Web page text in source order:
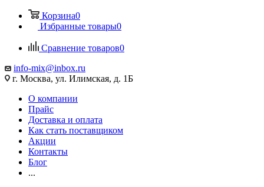
Корзина0
Избранные товары0
Сравнение товаров0
info-mix@inbox.ru
г. Москва, ул. Илимская, д. 1Б
О компании
Прайс
Доставка и оплата
Как стать поставщиком
Акции
Контакты
Блог
...